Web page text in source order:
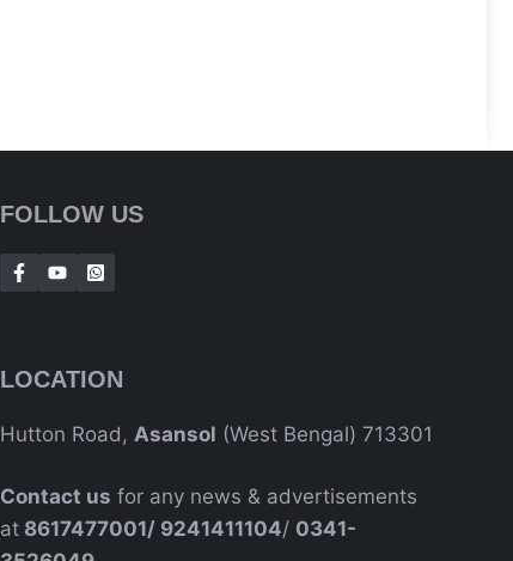
FOLLOW US
LOCATION
Hutton Road, Asansol (West Bengal) 713301
Contact us for any news & advertisements
at 8617477001/ 9241411104/ 0341-